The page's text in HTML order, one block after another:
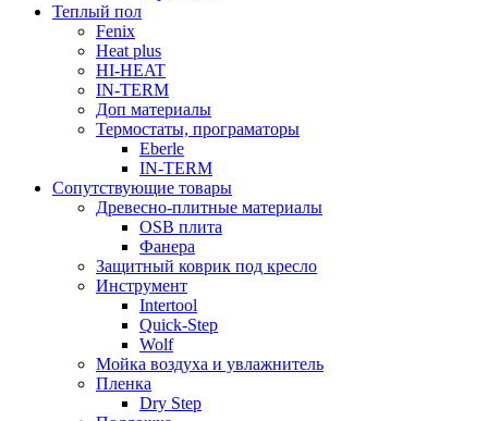
Теплый пол
Fenix
Heat plus
HI-HEAT
IN-TERM
Доп материалы
Термостаты, програматоры
Eberle
IN-TERM
Сопутствующие товары
Древесно-плитные материалы
OSB плита
Фанера
Защитный коврик под кресло
Инструмент
Intertool
Quick-Step
Wolf
Мойка воздуха и увлажнитель
Пленка
Dry Step